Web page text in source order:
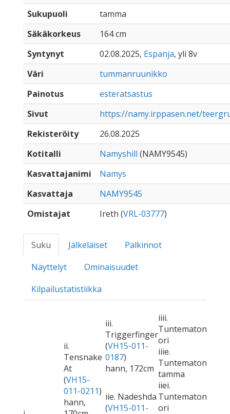
Sukupuoli
tamma
Säkäkorkeus
164 cm
Syntynyt
02.08.2025, Espanja, yli 8v
Väri
tummanruunikko
Painotus
esteratsastus
Sivut
https://namy.irppasen.net/
Rekisteröity
26.08.2025
Kotitalli
Namyshill (NAMY9545)
Kasvattajanimi
Namys
Kasvattaja
NAMY9545
Omistajat
Ireth (VRL-03777)
Suku Jälkeläiset
Palkinnot
Näyttelyt
Ominaisuudet
Kilpailustatistiikka
ii.
Tensnake
At
(VH15-
011-0211)
hann,
iii.
Triggerfinger
(VH15-011-
0187)
hann, 172cm
iiii.
Tuntematon
ori
iiie.
Tuntematon
tamma
iie. Nadeshda
(VH15-011-
iiei.
Tuntematon
ori